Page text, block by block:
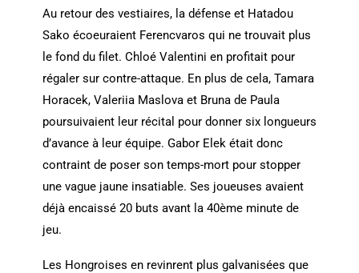
Au retour des vestiaires, la défense et Hatadou
Sako écoeuraient Ferencvaros qui ne trouvait plus
le fond du filet. Chloé Valentini en profitait pour
régaler sur contre-attaque. En plus de cela, Tamara
Horacek, Valeriia Maslova et Bruna de Paula
poursuivaient leur récital pour donner six longueurs
d’avance à leur équipe. Gabor Elek était donc
contraint de poser son temps-mort pour stopper
une vague jaune insatiable. Ses joueuses avaient
déjà encaissé 20 buts avant la 40ème minute de
jeu.
Les Hongroises en revinrent plus galvanisées que